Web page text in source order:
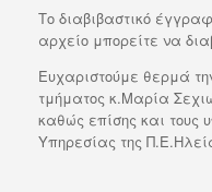
Το διαβιβαστικό
αρχείο μπορείτε να
Ευχαριστούμε θερμά
τμήματος κ.Μαρία
καθώς επίσης και τους
Υπηρεσίας της